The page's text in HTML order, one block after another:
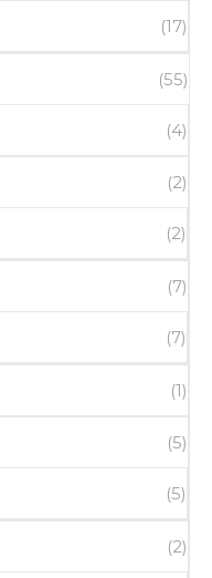
(17)
(55)
(4)
(2)
(2)
(7)
(7)
(1)
(5)
(5)
(2)